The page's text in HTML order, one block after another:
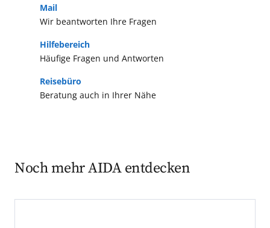
Häufige Fragen und Antworten
Hilfebereich
Wir beantworten Ihre Fragen
Mail
Beratung auch in Ihrer Nähe
Reisebüro
Noch mehr AIDA entdecken